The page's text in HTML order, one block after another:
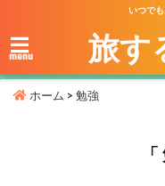
いつで
menu 旅す
ホーム > 勉強